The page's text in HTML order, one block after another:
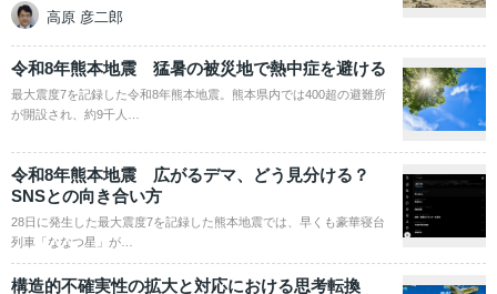
高原 彦二郎
令和8年熊本地震 猛暑の被災地で熱中症を避ける
最大震度7を記録した令和8年熊本地震。熊本県内では400超の避難所
が開設され、約9千人…
令和8年熊本地震 広がるデマ、どう見分ける？
SNSとの向き合い方
28日に発生した最大震度7を記録した熊本地震では、早くも豪華寝台
列車「ななつ星」が…
構造的不確実性の拡大と対応における思考転換